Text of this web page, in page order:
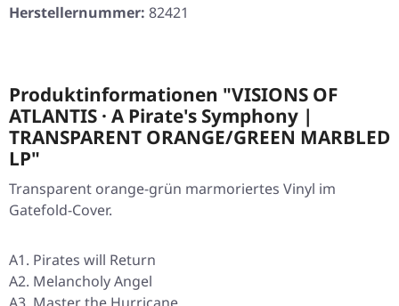
Herstellernummer: 82421
Produktinformationen "VISIONS OF
ATLANTIS · A Pirate's Symphony |
TRANSPARENT ORANGE/GREEN MARBLED
LP"
Transparent orange-grün marmoriertes Vinyl im
Gatefold-Cover.
A1. Pirates will Return
A2. Melancholy Angel